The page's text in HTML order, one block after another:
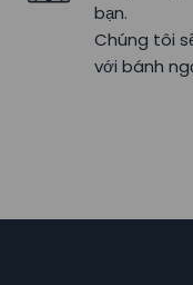
bạn.
Chúng tôi
với bánh